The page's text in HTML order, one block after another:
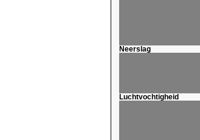
Neerslag
Luchtvochtigheid